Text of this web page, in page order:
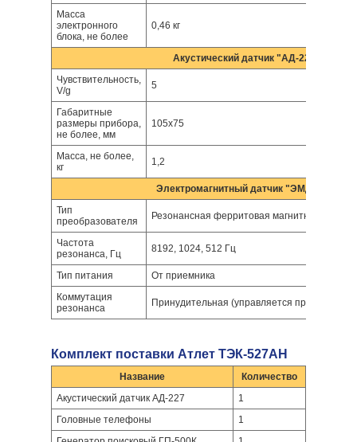
Масса
электронного
блока, не более
0,46 кг
Акустический датчик "АД-227"
Чувствительность,
V/g
5
Габаритные
размеры прибора,
не более, мм
105x75
Масса, не более,
кг
1,2
Электромагнитный датчик "ЭМД-247"
Тип
преобразователя
Резонансная ферритовая магнитная
Частота
резонанса, Гц
8192, 1024, 512 Гц
Тип питания
От приемника
Коммутация
резонанса
Принудительная (управляется приемником)
Комплект поставки Атлет ТЭК-527АН
Название
Количество
Акустический датчик АД-227
1
Головные телефоны
1